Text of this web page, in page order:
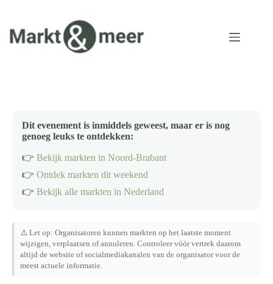
inhoud
Dit evenement is inmiddels geweest, maar er is nog
genoeg leuks te ontdekken:
👉 Bekijk markten in Noord-Brabant
👉 Ontdek markten dit weekend
👉 Bekijk alle markten in Nederland
⚠️ Let op: Organisatoren kunnen markten op het laatste moment
wijzigen, verplaatsen of annuleren. Controleer vóór vertrek daarom
altijd de website of socialmediakanalen van de organisator voor de
meest actuele informatie.